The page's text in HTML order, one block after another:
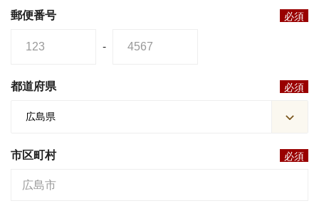
郵便番号
必須
-
都道府県 必須
市区町村 必須